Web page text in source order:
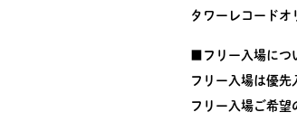
タワーレコード
■フリー入場につ
フリー入場は優先
フリー入場ご希望